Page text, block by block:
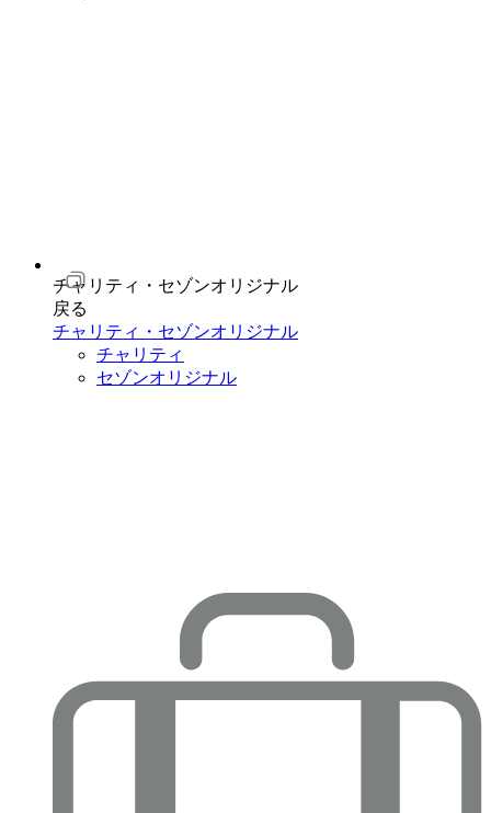
チャリティ・セゾンオリジナル
戻る
チャリティ・セゾンオリジナル
チャリティ
セゾンオリジナル